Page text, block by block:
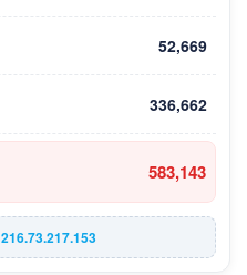
52,669
336,662
583,143
216.73.217.153